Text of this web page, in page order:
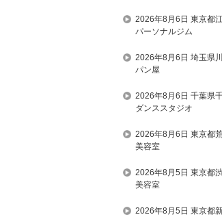
2026年8月6日 東京都
パーソナルジム
2026年8月6日 埼玉県
パン屋
2026年8月6日 千葉県
ダンススタジオ
2026年8月6日 東京都
美容室
2026年8月5日 東京都
美容室
2026年8月5日 東京都